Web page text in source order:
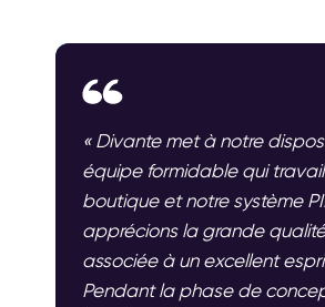
« Divante met à notre
équipe formidable qui
boutique et notre système
apprécions la grande
associée à un excellent
Pendant la phase de